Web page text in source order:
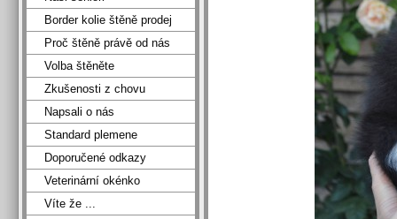
Border kolie štěně prodej
Proč štěně právě od nás
Volba štěněte
Zkušenosti z chovu
Napsali o nás
Standard plemene
Doporučené odkazy
Veterinární okénko
Víte že ...